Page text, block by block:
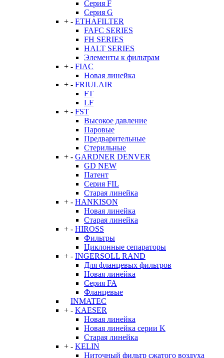
Серия F
Серия G
+ - ETHAFILTER
FAFC SERIES
FH SERIES
HALT SERIES
Элементы к фильтрам
+ - FIAC
Новая линейка
+ - FRIULAIR
FT
LF
+ - FST
Высокое давление
Паровые
Предварительные
Стерильные
+ - GARDNER DENVER
GD NEW
Патент
Серия FIL
Старая линейка
+ - HANKISON
Новая линейка
Старая линейка
+ - HIROSS
Фильтры
Циклонные сепараторы
+ - INGERSOLL RAND
Для фланцевых фильтров
Новая линейка
Серия FA
Фланцевые
INMATEC
+ - KAESER
Новая линейка
Новая линейка серии K
Старая линейка
+ - KELIN
Ниточный фильтр сжатого воздуха